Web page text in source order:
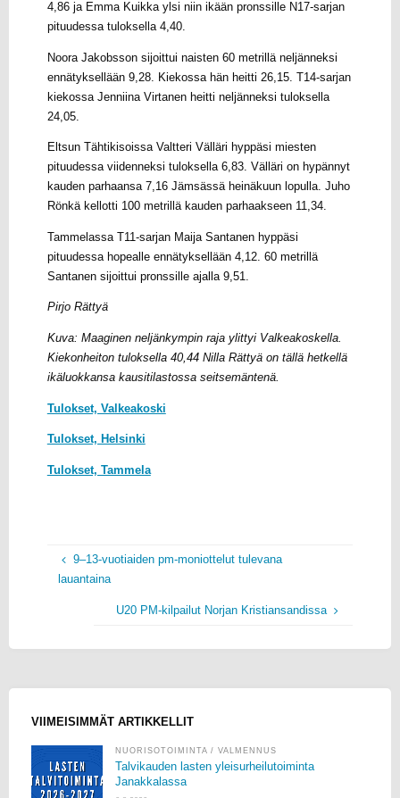
4,86 ja Emma Kuikka ylsi niin ikään pronssille N17-sarjan
pituudessa tuloksella 4,40.
Noora Jakobsson sijoittui naisten 60 metrillä neljänneksi
ennätyksellään 9,28. Kiekossa hän heitti 26,15. T14-sarjan
kiekossa Jenniina Virtanen heitti neljänneksi tuloksella
24,05.
Eltsun Tähtikisoissa Valtteri Välläri hyppäsi miesten
pituudessa viidenneksi tuloksella 6,83. Välläri on hypännyt
kauden parhaansa 7,16 Jämsässä heinäkuun lopulla. Juho
Rönkä kellotti 100 metrillä kauden parhaakseen 11,34.
Tammelassa T11-sarjan Maija Santanen hyppäsi
pituudessa hopealle ennätyksellään 4,12. 60 metrillä
Santanen sijoittui pronssille ajalla 9,51.
Pirjo Rättyä
Kuva: Maaginen neljänkympin raja ylittyi Valkeakoskella.
Kiekonheiton tuloksella 40,44 Nilla Rättyä on tällä hetkellä
ikäluokkansa kausitilastossa seitsemäntenä.
Tulokset, Valkeakoski
Tulokset, Helsinki
Tulokset, Tammela
9–13-vuotiaiden pm-moniottelut tulevana
lauantaina
U20 PM-kilpailut Norjan Kristiansandissa
VIIMEISIMMÄT ARTIKKELLIT
NUORISOTOIMINTA /VALMENNUS
Talvikauden lasten yleisurheilutoiminta
Janakkalassa